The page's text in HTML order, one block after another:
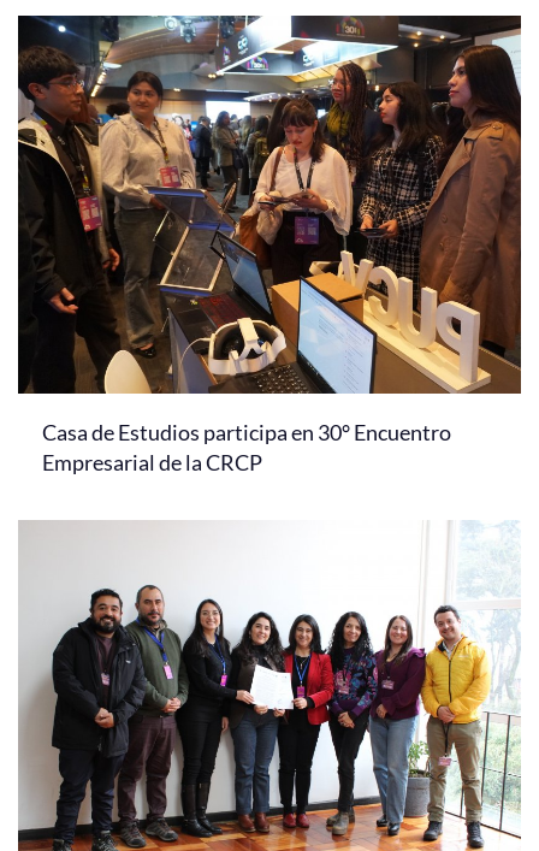
Casa de Estudios participa en 30° Encuentro
Empresarial de la CRCP